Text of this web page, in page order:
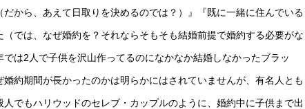
から、あえて日取りを決めるのでは？）』『既に一緒に住んでいる
では、なぜ婚約を？それならそもそも結婚前提で婚約する必要がな
は2人で子供を沢山作ってるのになかなか結婚しなかったブラッ
約期間が長かったのかは明らかにはされていませんが、有名人とも
でもハリウッドのセレブ・カップルのように、婚約中に子供まで出